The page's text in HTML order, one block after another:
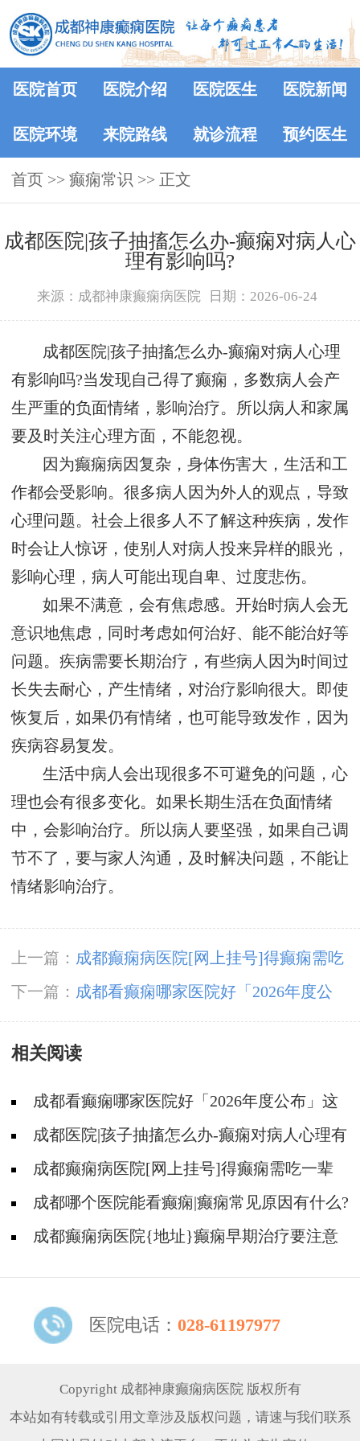
医院首页 医院介绍 医院医生 医院新闻
医院环境 来院路线 就诊流程 预约医生
首页 >> 癫痫常识 >> 正文
成都医院|孩子抽搐怎么办-癫痫对病人心
理有影响吗?
来源：成都神康癫痫病医院 日期：2026-06-24
成都医院|孩子抽搐怎么办-癫痫对病人心理
有影响吗?当发现自己得了癫痫，多数病人会产
生严重的负面情绪，影响治疗。所以病人和家属
要及时关注心理方面，不能忽视。
因为癫痫病因复杂，身体伤害大，生活和工
作都会受影响。很多病人因为外人的观点，导致
心理问题。社会上很多人不了解这种疾病，发作
时会让人惊讶，使别人对病人投来异样的眼光，
影响心理，病人可能出现自卑、过度悲伤。
如果不满意，会有焦虑感。开始时病人会无
意识地焦虑，同时考虑如何治好、能不能治好等
问题。疾病需要长期治疗，有些病人因为时间过
长失去耐心，产生情绪，对治疗影响很大。即使
恢复后，如果仍有情绪，也可能导致发作，因为
疾病容易复发。
生活中病人会出现很多不可避免的问题，心
理也会有很多变化。如果长期生活在负面情绪
中，会影响治疗。所以病人要坚强，如果自己调
节不了，要与家人沟通，及时解决问题，不能让
情绪影响治疗。
上一篇： 成都癫痫病医院[网上挂号]得癫痫需吃
一辈子药吗?
下一篇： 成都看癫痫哪家医院好「2026年度公
布」这些遗传病可能伴有癫痫发生
相关阅读
成都看癫痫哪家医院好「2026年度公布」这
些遗传病可能伴有癫痫发生
成都医院|孩子抽搐怎么办-癫痫对病人心理有
影响吗?
成都癫痫病医院[网上挂号]得癫痫需吃一辈
子药吗?
成都哪个医院能看癫痫|癫痫常见原因有什么?
成都癫痫病医院{地址}癫痫早期治疗要注意
医院电话： 028-61197977
Copyright 成都神康癫痫病医院 版权所有
本站如有转载或引用文章涉及版权问题，请速与我们联系